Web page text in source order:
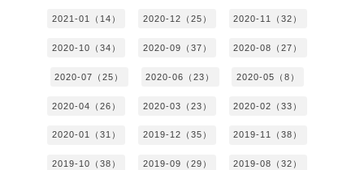
2021-01（14） 2020-12（25） 2020-11（32）
2020-10（34） 2020-09（37） 2020-08（27）
2020-07（25） 2020-06（23） 2020-05（8）
2020-04（26） 2020-03（23） 2020-02（33）
2020-01（31） 2019-12（35） 2019-11（38）
2019-10（38） 2019-09（29） 2019-08（32）